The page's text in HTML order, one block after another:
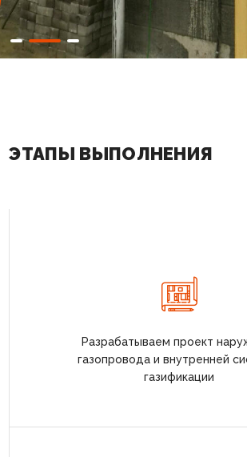
ЭТАПЫ ВЫПОЛНЕНИЯ
Разрабатываем проект
газопровода и внутренней
газификации